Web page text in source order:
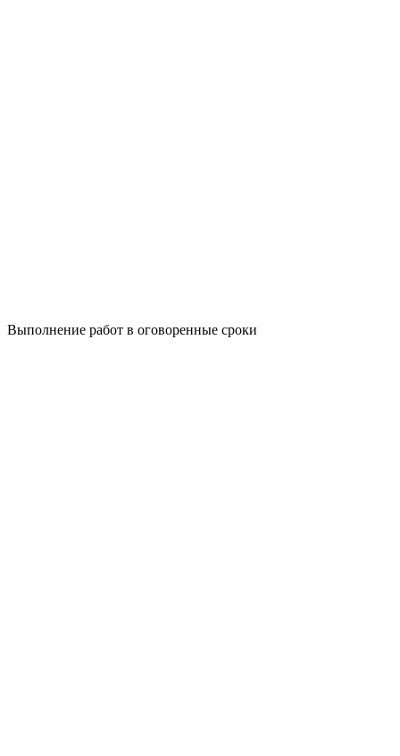
Выполнение работ в оговоренные сроки